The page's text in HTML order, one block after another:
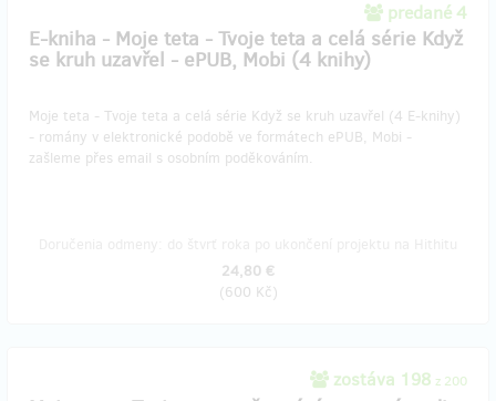
predané 4
E-kniha - Moje teta - Tvoje teta a celá série Když
se kruh uzavřel - ePUB, Mobi (4 knihy)
Moje teta - Tvoje teta a celá série Když se kruh uzavřel (4 E-knihy)
- romány v elektronické podobě ve formátech ePUB, Mobi -
zašleme přes email s osobním poděkováním.
24,80 €
(600 Kč)
zostáva 198 z 200